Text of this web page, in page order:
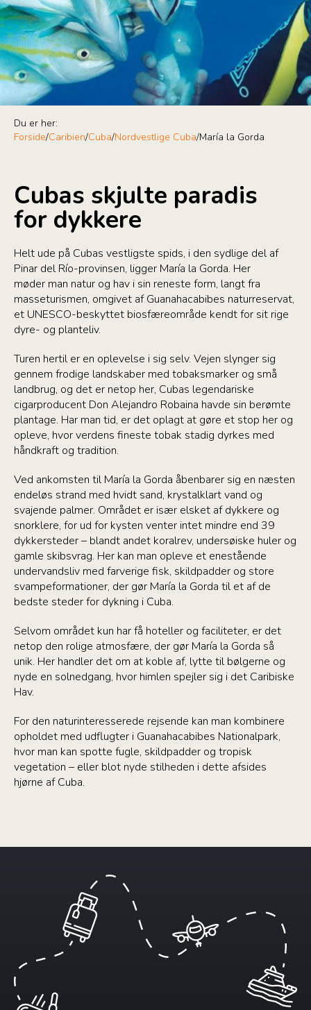
Du er her:
Forside/Caribien/Cuba/Nordvestlige Cuba/María la Gorda
Cubas skjulte paradis
for dykkere
Helt ude på Cubas vestligste spids, i den sydlige del af
Pinar del Río-provinsen, ligger María la Gorda. Her
møder man natur og hav i sin reneste form, langt fra
masseturismen, omgivet af Guanahacabibes naturreservat,
et UNESCO-beskyttet biosfæreområde kendt for sit rige
dyre- og planteliv.
Turen hertil er en oplevelse i sig selv. Vejen slynger sig
gennem frodige landskaber med tobaksmarker og små
landbrug, og det er netop her, Cubas legendariske
cigarproducent Don Alejandro Robaina havde sin berømte
plantage. Har man tid, er det oplagt at gøre et stop her og
opleve, hvor verdens fineste tobak stadig dyrkes med
håndkraft og tradition.
Ved ankomsten til María la Gorda åbenbarer sig en næsten
endeløs strand med hvidt sand, krystalklart vand og
svajende palmer. Området er især elsket af dykkere og
snorklere, for ud for kysten venter intet mindre end 39
dykkersteder – blandt andet koralrev, undersøiske huler og
gamle skibsvrag. Her kan man opleve et enestående
undervandsliv med farverige fisk, skildpadder og store
svampeformationer, der gør María la Gorda til et af de
bedste steder for dykning i Cuba.
Selvom området kun har få hoteller og faciliteter, er det
netop den rolige atmosfære, der gør María la Gorda så
unik. Her handler det om at koble af, lytte til bølgerne og
nyde en solnedgang, hvor himlen spejler sig i det Caribiske
Hav.
For den naturinteresserede rejsende kan man kombinere
opholdet med udflugter i Guanahacabibes Nationalpark,
hvor man kan spotte fugle, skildpadder og tropisk
vegetation – eller blot nyde stilheden i dette afsides
hjørne af Cuba.